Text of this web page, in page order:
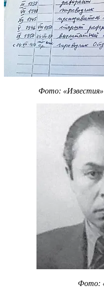
Фото:
Фото: